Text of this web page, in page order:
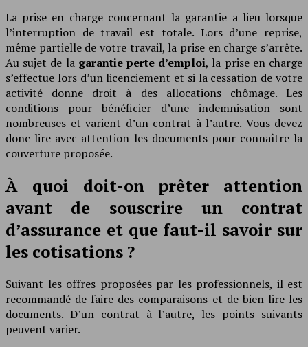
La prise en charge concernant la garantie a lieu lorsque
l’interruption de travail est totale. Lors d’une reprise,
même partielle de votre travail, la prise en charge s’arrête.
Au sujet de la garantie perte d’emploi, la prise en charge
s’effectue lors d’un licenciement et si la cessation de votre
activité donne droit à des allocations chômage. Les
conditions pour bénéficier d’une indemnisation sont
nombreuses et varient d’un contrat à l’autre. Vous devez
donc lire avec attention les documents pour connaître la
couverture proposée.
À quoi doit-on prêter attention
avant de souscrire un contrat
d’assurance et que faut-il savoir sur
les cotisations ?
Suivant les offres proposées par les professionnels, il est
recommandé de faire des comparaisons et de bien lire les
documents. D’un contrat à l’autre, les points suivants
peuvent varier.